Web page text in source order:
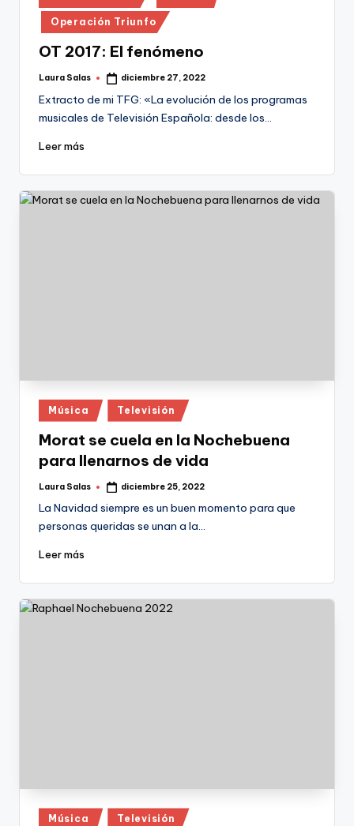
en
Operación Triunfo
OT 2017: El fenómeno
Publicado
Laura Salas diciembre 27, 2022
Extracto de mi TFG: «La evolución de los programas
musicales de Televisión Española: desde los…
Leer más
Publicado
en
Música Televisión
Morat se cuela en la Nochebuena
para llenarnos de vida
Publicado
Laura Salas diciembre 25, 2022
La Navidad siempre es un buen momento para que
personas queridas se unan a la…
Leer más
Publicado
Música Televisión